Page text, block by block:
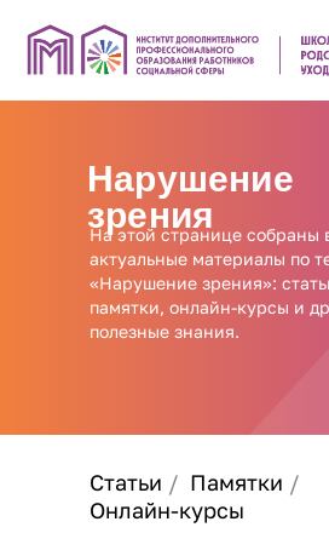
На этой странице собраны
актуальные материалы по
«Нарушение зрения»:
памятки, онлайн-курсы и
полезные знания.
Нарушение
зрения
Статьи / Памятки /
Онлайн-курсы